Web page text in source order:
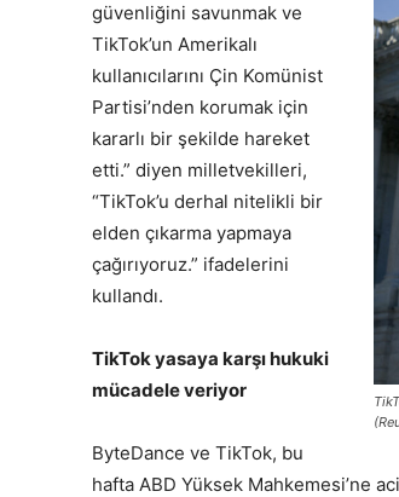
güvenliğini savunmak ve
TikTok’un Amerikalı
kullanıcılarını Çin Komünist
Partisi’nden korumak için
kararlı bir şekilde hareket
etti.” diyen milletvekilleri,
“TikTok’u derhal nitelikli bir
elden çıkarma yapmaya
çağırıyoruz.” ifadelerini
kullandı.
TikTok yasaya karşı hukuki
mücadele veriyor
ByteDance ve TikTok, bu
hafta ABD Yüksek Mahkemesi’ne